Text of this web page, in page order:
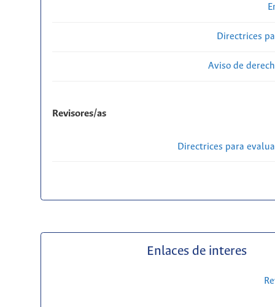
Directrices
Aviso de
Revisores/as
Directrices para
Enlaces de interes